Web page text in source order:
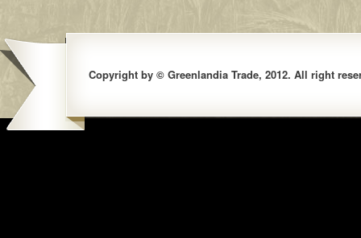
Copyright by © Greenlandia Trade, 2012. All right